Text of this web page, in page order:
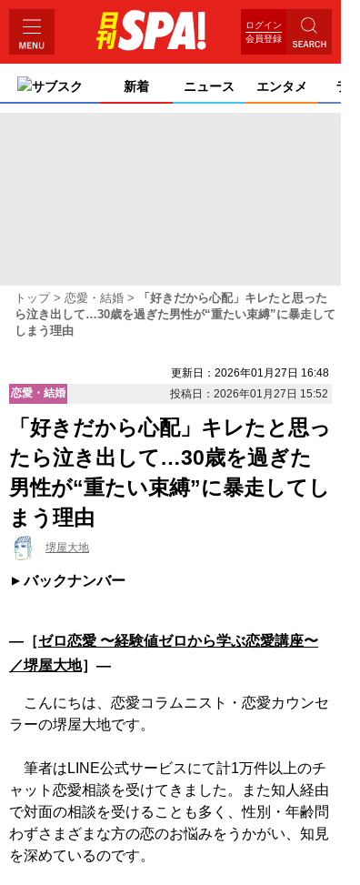
ログイン
会員登録
サブスク 新着 ニュース エンタメ ライ
トップ 恋愛・結婚
「好きだから心配」キレたと思った
ら泣き出して…30歳を過ぎた男性が“重たい束縛”に暴走して
しまう理由
更新日：2026年01月27日 16:48
恋愛・結婚
投稿日：2026年01月27日 15:52
「好きだから心配」キレたと思っ
たら泣き出して…30歳を過ぎた
男性が“重たい束縛”に暴走してし
まう理由
堺屋大地
バックナンバー
―［ゼロ恋愛 〜経験値ゼロから学ぶ恋愛講座〜
／堺屋大地］―
こんにちは、恋愛コラムニスト・恋愛カウンセ
ラーの堺屋大地です。
筆者はLINE公式サービスにて計1万件以上のチ
ャット恋愛相談を受けてきました。また知人経由
で対面の相談を受けることも多く、性別・年齢問
わずさまざまな方の恋のお悩みをうかがい、知見
を深めているのです。